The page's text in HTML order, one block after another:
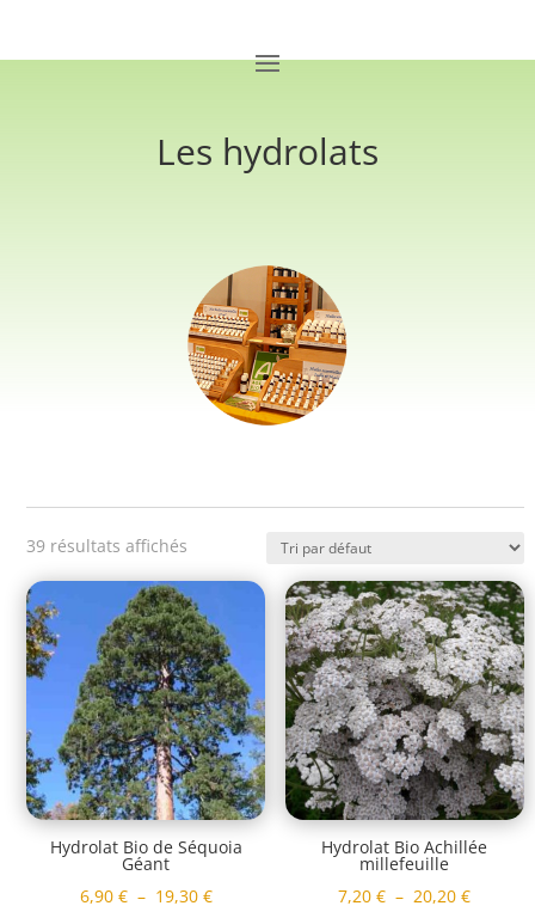
Les hydrolats
39 résultats affichés
Hydrolat Bio de Séquoia
Géant
6,90 € – 19,30 €Plage
Hydrolat Bio Achillée
millefeuille
7,20€ – 20,20€Plage